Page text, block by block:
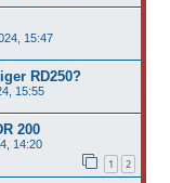
15:47
RD250?
15:55
200
14:20
1 2